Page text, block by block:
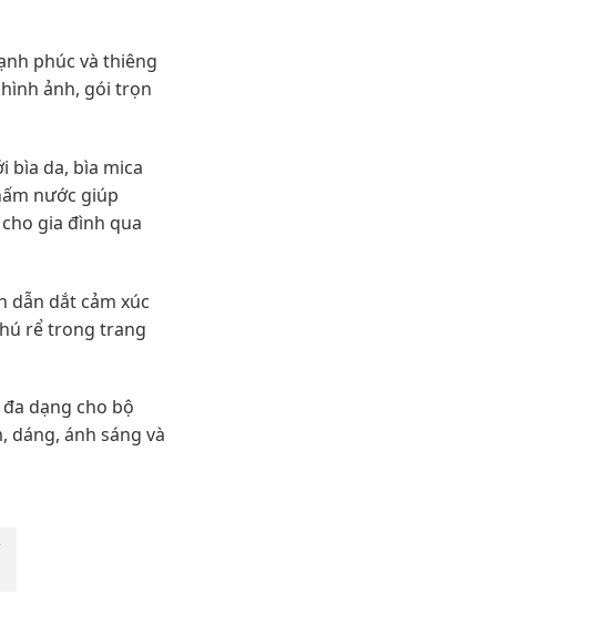
phúc và thiêng
ảnh, gói trọn
bìa da, bìa mica
nước giúp
gia đình qua
dẫn dắt cảm xúc
rể trong trang
dạng cho bộ
dáng, ánh sáng và